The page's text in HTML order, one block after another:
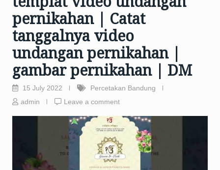
pernikahan | Catat
tanggalnya video
undangan pernikahan |
gambar pernikahan | DM
15 July 2022
Percetakan Bandung
admin
Leave a comment